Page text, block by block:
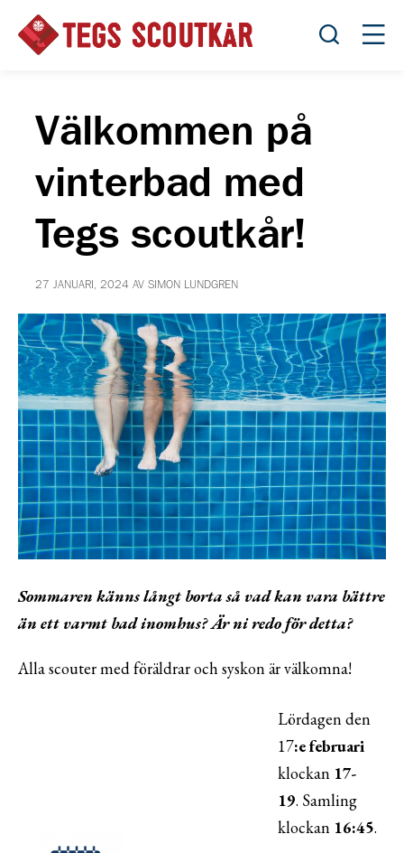
Öppna
Välkommen på
vinterbad med
Tegs scoutkår!
27 JANUARI, 2024 AV SIMON LUNDGREN
Sommaren känns långt borta så vad kan vara bättre
än ett varmt bad inomhus? Är ni redo för detta?
Alla scouter med föräldrar och syskon är välkomna!
Lördagen den
17:e februari
klockan 17-
19. Samling
klockan 16:45.